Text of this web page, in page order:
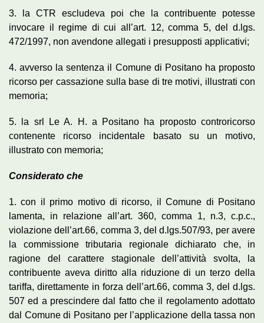
3. la CTR escludeva poi che la contribuente potesse
invocare il regime di cui all’art. 12, comma 5, del d.lgs.
472/1997, non avendone allegati i presupposti applicativi;
4. avverso la sentenza il Comune di Positano ha proposto
ricorso per cassazione sulla base di tre motivi, illustrati con
memoria;
5. la srl Le A. H. a Positano ha proposto controricorso
contenente ricorso incidentale basato su un motivo,
illustrato con memoria;
Considerato che
1. con il primo motivo di ricorso, il Comune di Positano
lamenta, in relazione all’art. 360, comma 1, n.3, c.p.c.,
violazione dell’art.66, comma 3, del d.lgs.507/93, per avere
la commissione tributaria regionale dichiarato che, in
ragione del carattere stagionale dell’attività svolta, la
contribuente aveva diritto alla riduzione di un terzo della
tariffa, direttamente in forza dell’art.66, comma 3, del d.lgs.
507 ed a prescindere dal fatto che il regolamento adottato
dal Comune di Positano per l’applicazione della tassa non